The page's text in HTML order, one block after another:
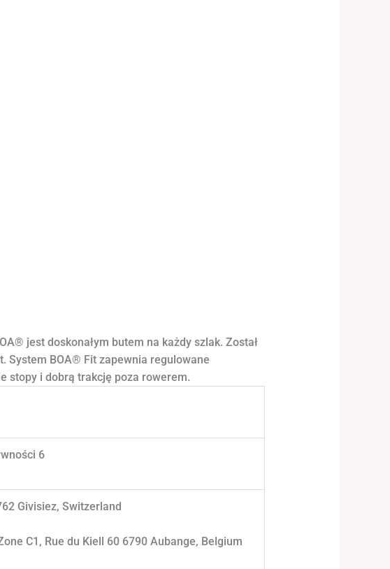
jest doskonałym butem na każdy szlak. Został
System BOA® Fit zapewnia regulowane
stopy i dobrą trakcję poza rowerem.
6
Givisiez, Switzerland
C1, Rue du Kiell 60 6790 Aubange, Belgium